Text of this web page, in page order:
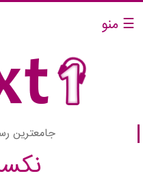
☰ منو
جامعترین